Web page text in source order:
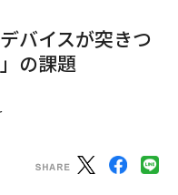
バイスが突きつ
の課題